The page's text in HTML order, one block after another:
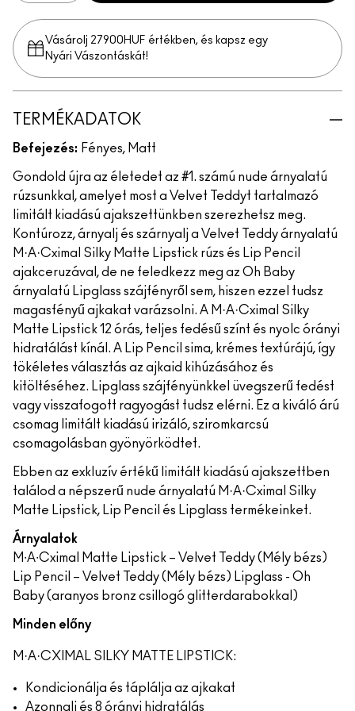
Vásárolj 27900HUF értékben, és kapsz egy
Nyári Vászontáskát!
TERMÉKADATOK
Befejezés: Fényes, Matt
Gondold újra az életedet az #1. számú nude árnyalatú
rúzsunkkal, amelyet most a Velvet Teddyt tartalmazó
limitált kiadású ajakszettünkben szerezhetsz meg.
Kontúrozz, árnyalj és szárnyalj a Velvet Teddy árnyalatú
M·A·Cximal Silky Matte Lipstick rúzs és Lip Pencil
ajakceruzával, de ne feledkezz meg az Oh Baby
árnyalatú Lipglass szájfényről sem, hiszen ezzel tudsz
magasfényű ajkakat varázsolni. A M·A·Cximal Silky
Matte Lipstick 12 órás, teljes fedésű színt és nyolc órányi
hidratálást kínál. A Lip Pencil sima, krémes textúrájú, így
tökéletes választás az ajkaid kihúzásához és
kitöltéséhez. Lipglass szájfényünkkel üvegszerű fedést
vagy visszafogott ragyogást tudsz elérni. Ez a kiváló árú
csomag limitált kiadású irizáló, sziromkarcsú
csomagolásban gyönyörködtet.
Ebben az exkluzív értékű limitált kiadású ajakszettben
találod a népszerű nude árnyalatú M·A·Cximal Silky
Matte Lipstick, Lip Pencil és Lipglass termékeinket.
Árnyalatok
M∙A∙Cximal Matte Lipstick – Velvet Teddy (Mély bézs)
Lip Pencil – Velvet Teddy (Mély bézs) Lipglass - Oh
Baby (aranyos bronz csillogó glitterdarabokkal)
Minden előny
M·A·CXIMAL SILKY MATTE LIPSTICK:
Kondicionálja és táplálja az ajkakat
Azonnali és 8 órányi hidratálás